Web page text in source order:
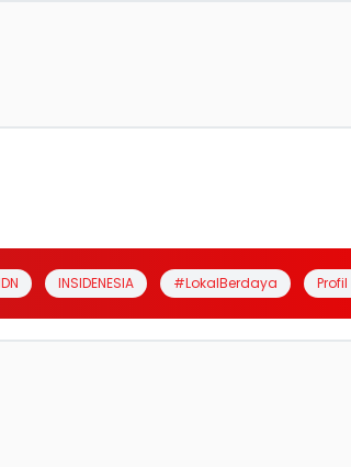
INSIDENESIA #LokalBerdaya